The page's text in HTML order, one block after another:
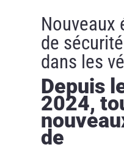
Nouveaux
de
dans les
Depuis
2024,
de